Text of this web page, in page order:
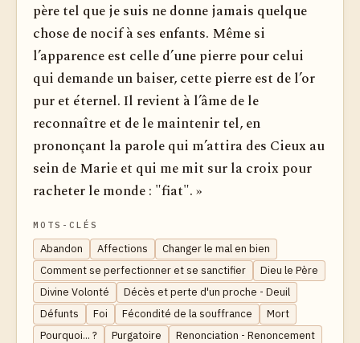
père tel que je suis ne donne jamais quelque
chose de nocif à ses enfants. Même si
l’apparence est celle d’une pierre pour celui
qui demande un baiser, cette pierre est de l’or
pur et éternel. Il revient à l’âme de le
reconnaître et de le maintenir tel, en
prononçant la parole qui m’attira des Cieux au
sein de Marie et qui me mit sur la croix pour
racheter le monde : "fiat". »
MOTS-CLÉS
Abandon Affections
Changer le mal en bien
Comment se perfectionner et se sanctifier
Dieu le Père
Divine Volonté
Décès et perte d'un proche - Deuil
Défunts
Foi Fécondité de la souffrance
Mort
Pourquoi... ?
Purgatoire
Renonciation - Renoncement